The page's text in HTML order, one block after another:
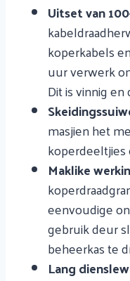
Uitset van
koperkabels
uur verwerk
Dit is vinnig
masjien het
koperdeeltjies
Maklike
eenvoudige
gebruik deur
beheerkas te
Lang